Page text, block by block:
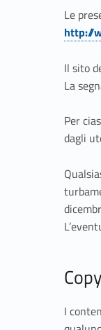
N
o
t
e
L
e
g
a
l
Le
http://
Il sito
La
Per
dagli
I